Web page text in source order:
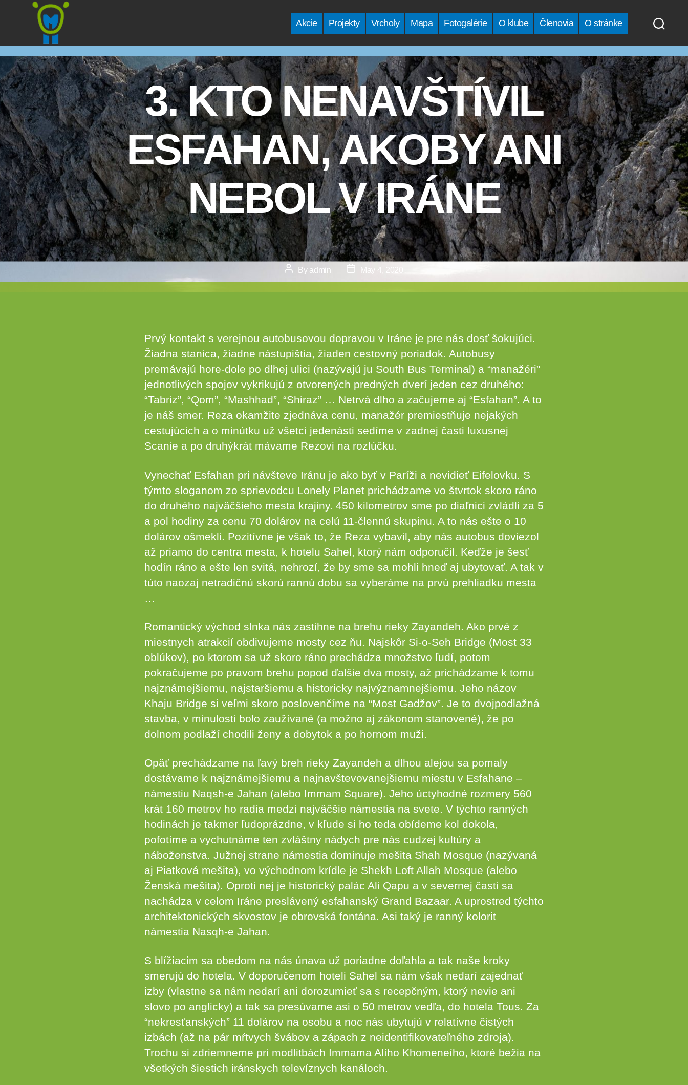
Akcie Projekty Vrcholy Mapa Fotogalérie O klube Členovia O stránke
3. KTO NENAVŠTÍVIL
ESFAHAN, AKOBY ANI
NEBOL V IRÁNE
Post
author
By admin
Post
date
May 4, 2020
Prvý kontakt s verejnou autobusovou dopravou v Iráne je pre nás dosť šokujúci.
Žiadna stanica, žiadne nástupištia, žiaden cestovný poriadok. Autobusy
premávajú hore-dole po dlhej ulici (nazývajú ju South Bus Terminal) a “manažéri”
jednotlivých spojov vykrikujú z otvorených predných dverí jeden cez druhého:
“Tabriz”, “Qom”, “Mashhad”, “Shiraz” … Netrvá dlho a začujeme aj “Esfahan”. A to
je náš smer. Reza okamžite zjednáva cenu, manažér premiestňuje nejakých
cestujúcich a o minútku už všetci jedenásti sedíme v zadnej časti luxusnej
Scanie a po druhýkrát mávame Rezovi na rozlúčku.
Vynechať Esfahan pri návšteve Iránu je ako byť v Paríži a nevidieť Eifelovku. S
týmto sloganom zo sprievodcu Lonely Planet prichádzame vo štvrtok skoro ráno
do druhého najväčšieho mesta krajiny. 450 kilometrov sme po diaľnici zvládli za 5
a pol hodiny za cenu 70 dolárov na celú 11-člennú skupinu. A to nás ešte o 10
dolárov ošmekli. Pozitívne je však to, že Reza vybavil, aby nás autobus doviezol
až priamo do centra mesta, k hotelu Sahel, ktorý nám odporučil. Keďže je šesť
hodín ráno a ešte len svitá, nehrozí, že by sme sa mohli hneď aj ubytovať. A tak v
túto naozaj netradičnú skorú rannú dobu sa vyberáme na prvú prehliadku mesta
Romantický východ slnka nás zastihne na brehu rieky Zayandeh. Ako prvé z
miestnych atrakcií obdivujeme mosty cez ňu. Najskôr Si-o-Seh Bridge (Most 33
oblúkov), po ktorom sa už skoro ráno prechádza množstvo ľudí, potom
pokračujeme po pravom brehu popod ďalšie dva mosty, až prichádzame k tomu
najznámejšiemu, najstaršiemu a historicky najvýznamnejšiemu. Jeho názov
Khaju Bridge si veľmi skoro poslovenčíme na “Most Gadžov”. Je to dvojpodlažná
stavba, v minulosti bolo zaužívané (a možno aj zákonom stanovené), že po
dolnom podlaží chodili ženy a dobytok a po hornom muži.
Opäť prechádzame na ľavý breh rieky Zayandeh a dlhou alejou sa pomaly
dostávame k najznámejšiemu a najnavštevovanejšiemu miestu v Esfahane –
námestiu Naqsh-e Jahan (alebo Immam Square). Jeho úctyhodné rozmery 560
krát 160 metrov ho radia medzi najväčšie námestia na svete. V týchto ranných
hodinách je takmer ľudoprázdne, v kľude si ho teda obídeme kol dokola,
pofotíme a vychutnáme ten zvláštny nádych pre nás cudzej kultúry a
náboženstva. Južnej strane námestia dominuje mešita Shah Mosque (nazývaná
aj Piatková mešita), vo východnom krídle je Shekh Loft Allah Mosque (alebo
Ženská mešita). Oproti nej je historický palác Ali Qapu a v severnej časti sa
nachádza v celom Iráne preslávený esfahanský Grand Bazaar. A uprostred týchto
architektonických skvostov je obrovská fontána. Asi taký je ranný kolorit
námestia Nasqh-e Jahan.
S blížiacim sa obedom na nás únava už poriadne doľahla a tak naše kroky
smerujú do hotela. V doporučenom hoteli Sahel sa nám však nedarí zajednať
izby (vlastne sa nám nedarí ani dorozumieť sa s recepčným, ktorý nevie ani
slovo po anglicky) a tak sa presúvame asi o 50 metrov vedľa, do hotela Tous. Za
“nekresťanských” 11 dolárov na osobu a noc nás ubytujú v relatívne čistých
izbách (až na pár mŕtvych švábov a zápach z neidentifikovateľného zdroja).
Trochu si zdriemneme pri modlitbách Immama Alího Khomeneího, ktoré bežia na
všetkých šiestich iránskych televíznych kanáloch.